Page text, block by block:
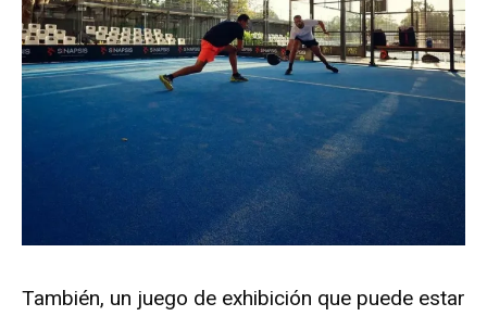
También, un juego de exhibición que puede estar